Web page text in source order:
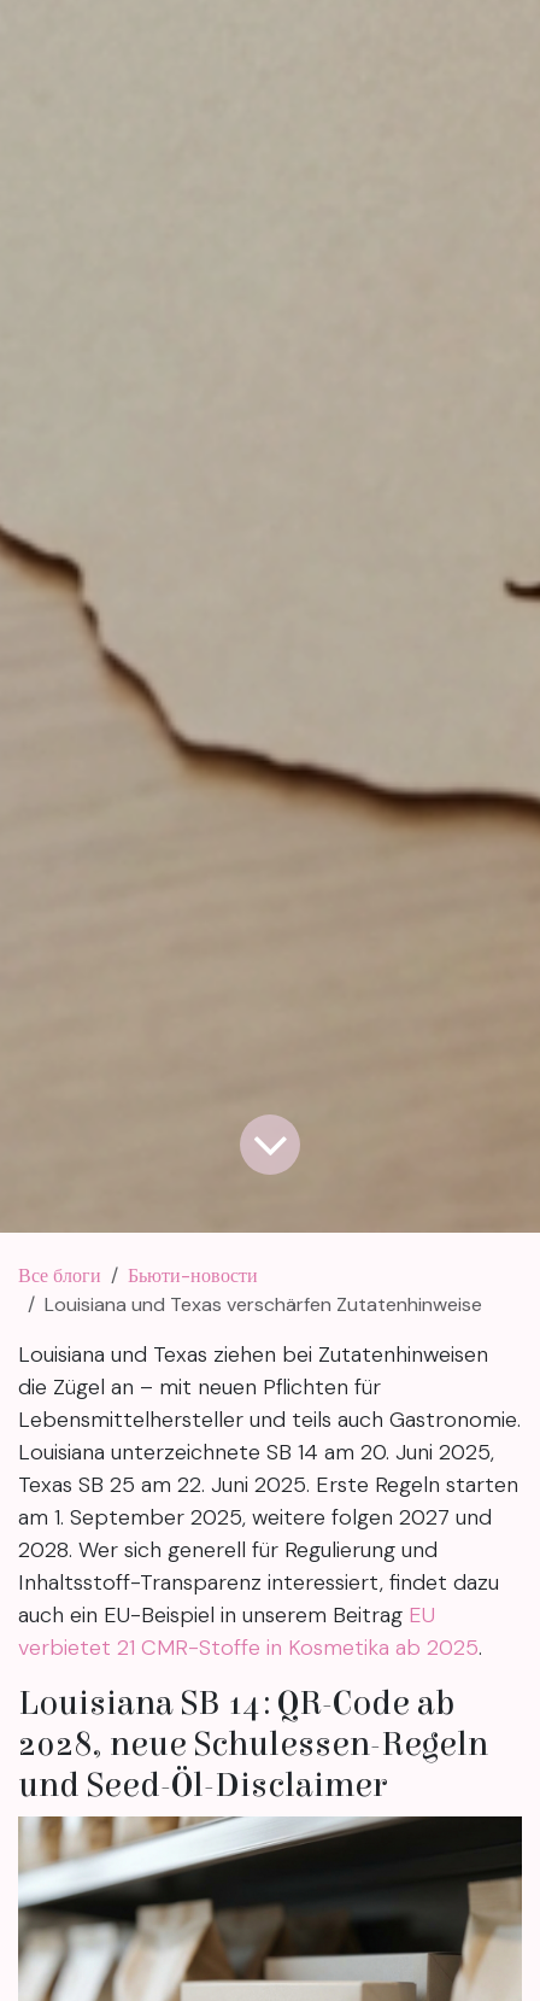
Все блоги
Бьюти-новости
Louisiana und Texas verschärfen Zutatenhinweise
Louisiana und Texas ziehen bei Zutatenhinweisen
die Zügel an – mit neuen Pflichten für
Lebensmittelhersteller und teils auch Gastronomie.
Louisiana unterzeichnete SB 14 am 20. Juni 2025,
Texas SB 25 am 22. Juni 2025. Erste Regeln starten
am 1. September 2025, weitere folgen 2027 und
2028. Wer sich generell für Regulierung und
Inhaltsstoff-Transparenz interessiert, findet dazu
auch ein EU-Beispiel in unserem Beitrag EU
verbietet 21 CMR-Stoffe in Kosmetika ab 2025.
Louisiana SB 14: QR-Code ab
2028, neue Schulessen-Regeln
und Seed-Öl-Disclaimer